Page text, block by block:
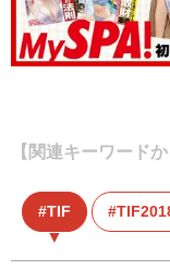
【関連キーワード
TIF